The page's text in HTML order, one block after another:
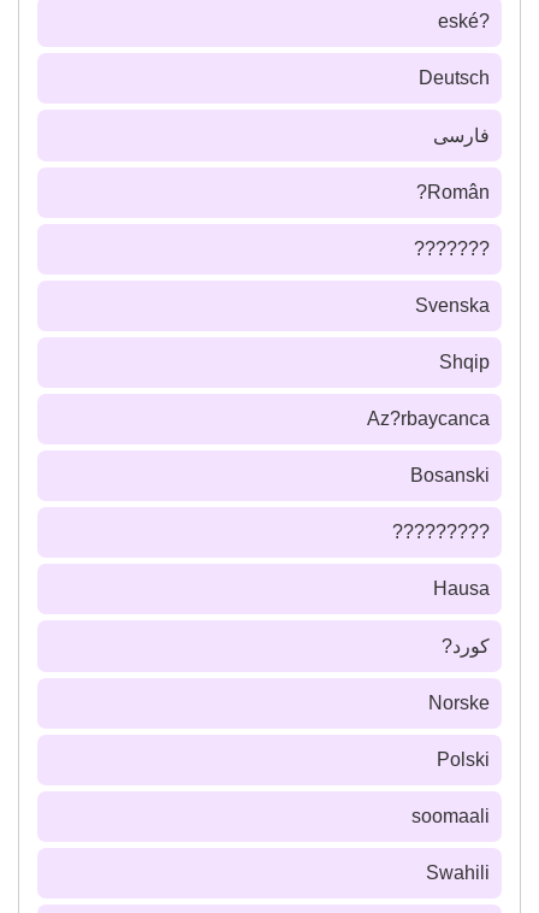
?eské
Deutsch
فارسى
Român?
???????
Svenska
Shqip
Az?rbaycanca
Bosanski
?????????
Hausa
كورد?
Norske
Polski
soomaali
Swahili